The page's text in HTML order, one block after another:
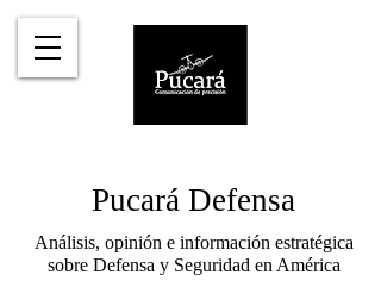
Pucará Defensa
Análisis, opinión e información estratégica
sobre Defensa y Seguridad en América